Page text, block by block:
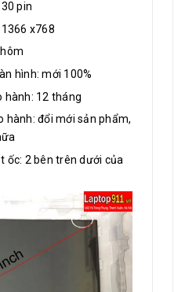
pin
x768
hình: mới 100%
hành: 12 tháng
hành: đổi mới sản phẩm,
ốc: 2 bên trên dưới của